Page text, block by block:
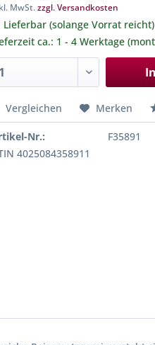
MwSt.zzgl. Versandkosten
Lieferbar (solange Vorrat reicht)
ca.: 1 - 4 Werktage
Vergleichen Merken
Nr.:
F35891
4025084358911